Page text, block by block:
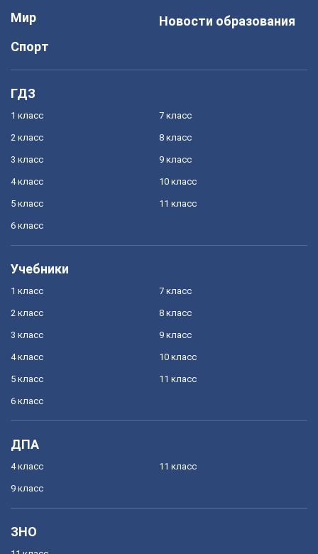
Мир
Спорт
Новости образования
ГДЗ
1 класс
2 класс
3 класс
4 класс
5 класс
6 класс
7 класс
8 класс
9 класс
10 класс
11 класс
Учебники
1 класс
2 класс
3 класс
4 класс
5 класс
6 класс
7 класс
8 класс
9 класс
10 класс
11 класс
ДПА
4 класс
9 класс
11 класс
ЗНО